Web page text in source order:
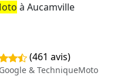
à Aucamville
(461 avis)
& TechniqueMoto